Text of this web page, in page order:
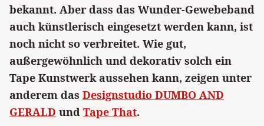
bekannt. Aber dass das Wunder-Gewebeband
auch künstlerisch eingesetzt werden kann, ist
noch nicht so verbreitet. Wie gut,
außergewöhnlich und dekorativ solch ein
Tape Kunstwerk aussehen kann, zeigen unter
anderem das Designstudio DUMBO AND
GERALD und Tape That.